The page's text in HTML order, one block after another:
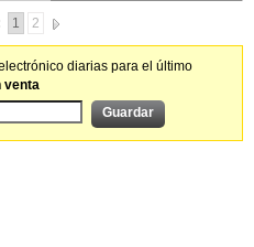
1 2
diarias para el último
venta